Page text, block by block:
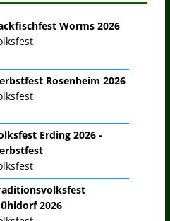
Worms 2026
Rosenheim 2026
Erding 2026 -
2026